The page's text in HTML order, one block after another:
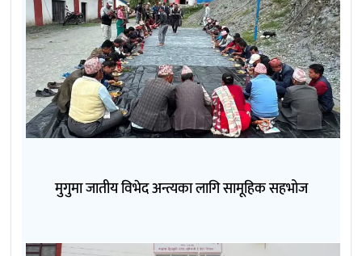
मुगुमा जातीय विभेद अन्त्यका लागि सामूहिक सहभोज